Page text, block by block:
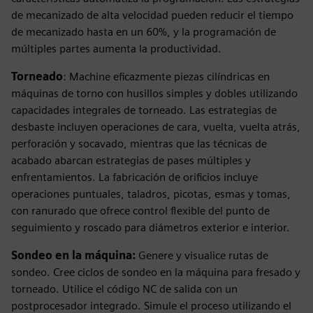
de mecanizado de alta velocidad pueden reducir el tiempo
de mecanizado hasta en un 60%, y la programación de
múltiples partes aumenta la productividad.
Torneado: Machine eficazmente piezas cilíndricas en
máquinas de torno con husillos simples y dobles utilizando
capacidades integrales de torneado. Las estrategias de
desbaste incluyen operaciones de cara, vuelta, vuelta atrás,
perforación y socavado, mientras que las técnicas de
acabado abarcan estrategias de pases múltiples y
enfrentamientos. La fabricación de orificios incluye
operaciones puntuales, taladros, picotas, esmas y tomas,
con ranurado que ofrece control flexible del punto de
seguimiento y roscado para diámetros exterior e interior.
Sondeo en la máquina: Genere y visualice rutas de
sondeo. Cree ciclos de sondeo en la máquina para fresado y
torneado. Utilice el código NC de salida con un
postprocesador integrado. Simule el proceso utilizando el